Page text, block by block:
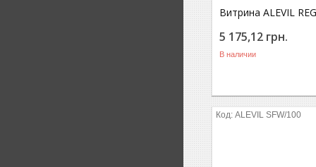
Витрина ALEVIL
5 175,12 грн.
В наличии
ALEVIL SFW/100